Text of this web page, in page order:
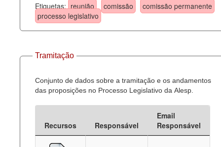
Etiquetas: reunião comissão
comissão permanente
processo legislativo
Tramitação
Conjunto de dados sobre a tramitação e os andamentos
das proposições no Processo Legislativo da Alesp.
Recursos Responsável
Email
Responsável